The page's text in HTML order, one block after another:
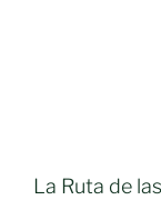
La Ruta de